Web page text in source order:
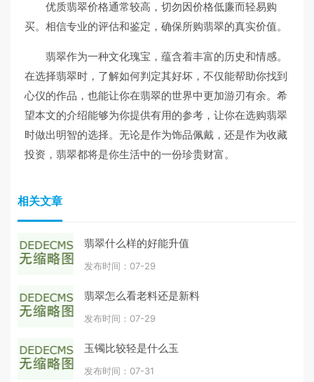
优质翡翠价格通常较高，切勿因价格低廉而轻易购
买。相信专业的评估和鉴定，确保所购翡翠的真实价值。
翡翠作为一种文化瑰宝，蕴含着丰富的历史和情感。
在选择翡翠时，了解如何判定其好坏，不仅能帮助你找到
心仪的作品，也能让你在翡翠的世界中更加游刃有余。希
望本文的介绍能够为你提供有用的参考，让你在选购翡翠
时做出明智的选择。无论是作为饰品佩戴，还是作为收藏
投资，翡翠都将是你生活中的一份珍贵财富。
相关文章
翡翠什么样的好能升值
发布时间：07-29
翡翠怎么看老料还是新料
发布时间：07-29
玉镯比较轻是什么玉
发布时间：07-31